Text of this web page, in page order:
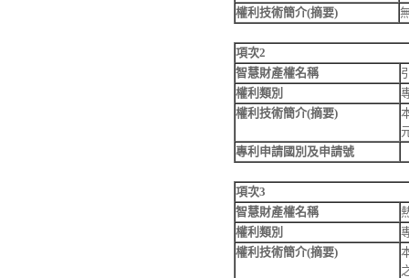
權利技術簡介(摘要)
項次2
智慧財產權名稱
權利類別
權利技術簡介(摘要)
專利申請國別及申請號
項次3
智慧財產權名稱
權利類別
權利技術簡介(摘要)